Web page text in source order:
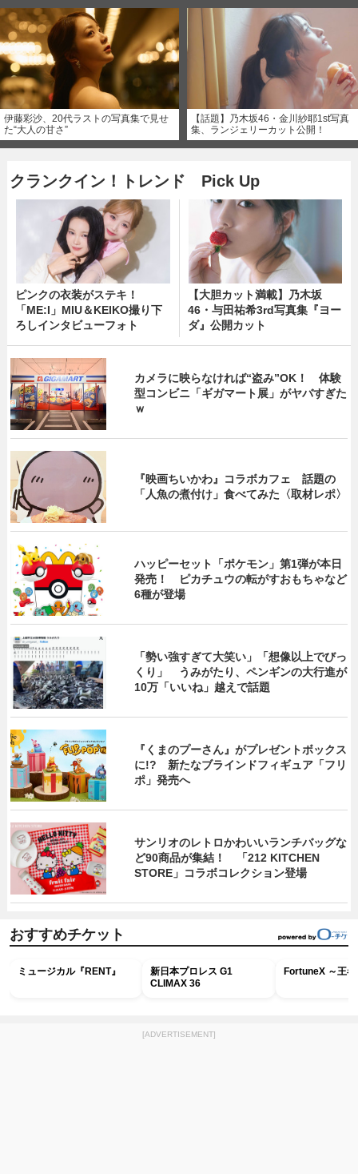
伊藤彩沙、20代ラストの写真集で見せ
た“大人の甘さ”
【話題】乃木坂46・金川紗耶1st写真
集、ランジェリーカット公開！
クランクイン！トレンド Pick Up
ピンクの衣装がステキ！
「ME:I」MIU＆KEIKO撮り下
ろしインタビューフォト
【大胆カット満載】乃木坂
46・与田祐希3rd写真集『ヨー
ダ』公開カット
カメラに映らなければ“盗み”OK！ 体験
型コンビニ「ギガマート展」がヤバすぎた
ｗ
『映画ちいかわ』コラボカフェ 話題の
「人魚の煮付け」食べてみた〈取材レポ〉
ハッピーセット「ポケモン」第1弾が本日
発売！ ピカチュウの転がすおもちゃなど
6種が登場
「勢い強すぎて大笑い」「想像以上でびっ
くり」 うみがたり、ペンギンの大行進が
10万「いいね」越えで話題
『くまのプーさん』がプレゼントボックス
に!? 新たなブラインドフィギュア「フリ
ポ」発売へ
サンリオのレトロかわいいランチバッグな
ど90商品が集結！ 「212 KITCHEN
STORE」コラボコレクション登場
おすすめチケット
ミュージカル『RENT』
新日本プロレス G1
CLIMAX 36
FortuneX ～王
[ADVERTISEMENT]